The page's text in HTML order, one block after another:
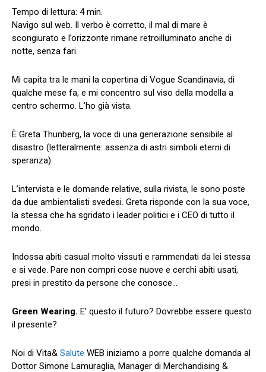
Navigo sul web. Il verbo è corretto, il mal di mare è
scongiurato e l’orizzonte rimane retroilluminato anche di
notte, senza fari.
Mi capita tra le mani la copertina di Vogue Scandinavia, di
qualche mese fa, e mi concentro sul viso della modella a
centro schermo. L’ho già vista.
È Greta Thunberg, la voce di una generazione sensibile al
disastro (letteralmente: assenza di astri simboli eterni di
speranza).
L’intervista e le domande relative, sulla rivista, le sono poste
da due ambientalisti svedesi. Greta risponde con la sua voce,
la stessa che ha sgridato i leader politici e i CEO di tutto il
mondo.
Indossa abiti casual molto vissuti e rammendati da lei stessa
e si vede. Pare non compri cose nuove e cerchi abiti usati,
presi in prestito da persone che conosce…
Green Wearing. E’ questo il futuro? Dovrebbe essere questo
il presente?
Noi di Vita& Salute WEB iniziamo a porre qualche domanda al
Dottor Simone Lamuraglia, Manager di Merchandising &